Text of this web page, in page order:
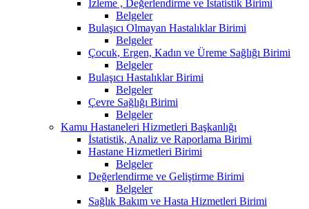
İzleme , Değerlendirme ve İstatistik Birimi
Belgeler
Bulaşıcı Olmayan Hastalıklar Birimi
Belgeler
Çocuk, Ergen, Kadın ve Üreme Sağlığı Birimi
Belgeler
Bulaşıcı Hastalıklar Birimi
Belgeler
Çevre Sağlığı Birimi
Belgeler
Kamu Hastaneleri Hizmetleri Başkanlığı
İstatistik, Analiz ve Raporlama Birimi
Hastane Hizmetleri Birimi
Belgeler
Değerlendirme ve Geliştirme Birimi
Belgeler
Sağlık Bakım ve Hasta Hizmetleri Birimi